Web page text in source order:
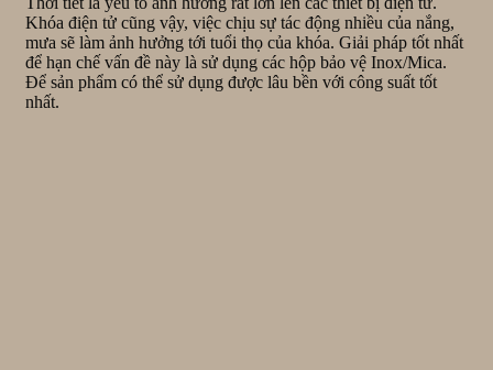
Khóa điện tử cũng vậy, việc chịu sự tác động nhiều của nắng,
mưa sẽ làm ảnh hưởng tới tuổi thọ của khóa. Giải pháp tốt nhất
để hạn chế vấn đề này là sử dụng các hộp bảo vệ Inox/Mica.
Để sản phẩm có thể sử dụng được lâu bền với công suất tốt
nhất.